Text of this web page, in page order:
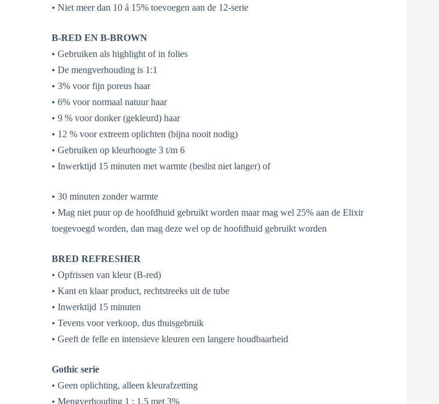
• Niet meer dan 10 á 15% toevoegen aan de 12-serie
B-RED EN B-BROWN
• Gebruiken als highlight of in folies
• De mengverhouding is 1:1
• 3% voor fijn poreus haar
• 6% voor normaal natuur haar
• 9 % voor donker (gekleurd) haar
• 12 % voor extreem oplichten (bijna nooit nodig)
• Gebruiken op kleurhoogte 3 t/m 6
• Inwerktijd 15 minuten met warmte (beslist niet langer) of
• 30 minuten zonder warmte
• Mag niet puur op de hoofdhuid gebruikt worden maar mag wel 25% aan de Elixir
toegevoegd worden, dan mag deze wel op de hoofdhuid gebruikt worden
BRED REFRESHER
• Opfrissen van kleur (B-red)
• Kant en klaar product, rechtstreeks uit de tube
• Inwerktijd 15 minuten
• Tevens voor verkoop, dus thuisgebruik
• Geeft de felle en intensieve kleuren een langere houdbaarheid
Gothic serie
• Geen oplichting, alleen kleurafzetting
• Mengverhouding 1 : 1,5 met 3%